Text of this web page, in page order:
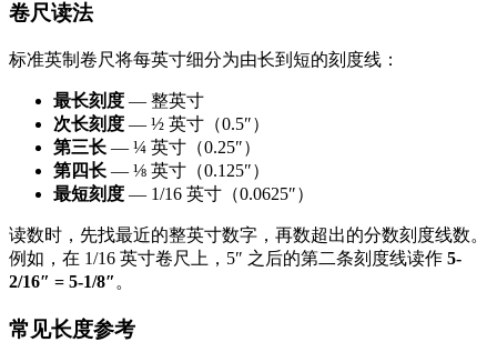
卷尺读法
标准英制卷尺将每英寸细分为由长到短的刻度线：
最长刻度 — 整英寸
次长刻度 — ½ 英寸（0.5″）
第三长 — ¼ 英寸（0.25″）
第四长 — ⅛ 英寸（0.125″）
最短刻度 — 1/16 英寸（0.0625″）
读数时，先找最近的整英寸数字，再数超出的分数刻度线数。
例如，在 1/16 英寸卷尺上，5″ 之后的第二条刻度线读作 5-
2/16″ = 5-1/8″ 。
常见长度参考